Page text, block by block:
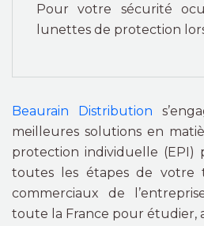
Pour votre sécurité
lunettes de protection
Beaurain Distribution
meilleures solutions en
protection individuelle (EPI)
toutes les étapes de votre
commerciaux de
toute la France pour étudier,